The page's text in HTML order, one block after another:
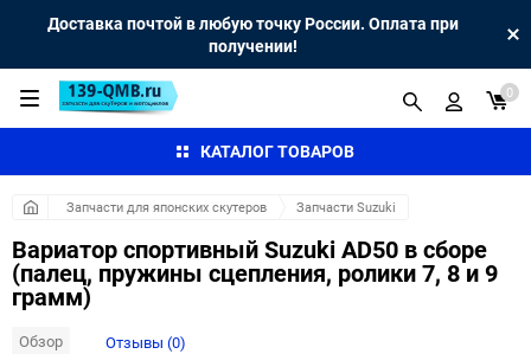
Доставка почтой в любую точку России. Оплата при
получении!
КАТАЛОГ ТОВАРОВ
0
Запчасти для японских скутеров Запчасти Suzuki
Вариатор спортивный Suzuki AD50 в сборе
(палец, пружины сцепления, ролики 7, 8 и 9
грамм)
Обзор Отзывы (0)